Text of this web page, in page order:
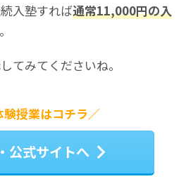
入塾すれば通常11,000円の入
てみてくださいね。
験授業はコチラ／
公式サイトへ